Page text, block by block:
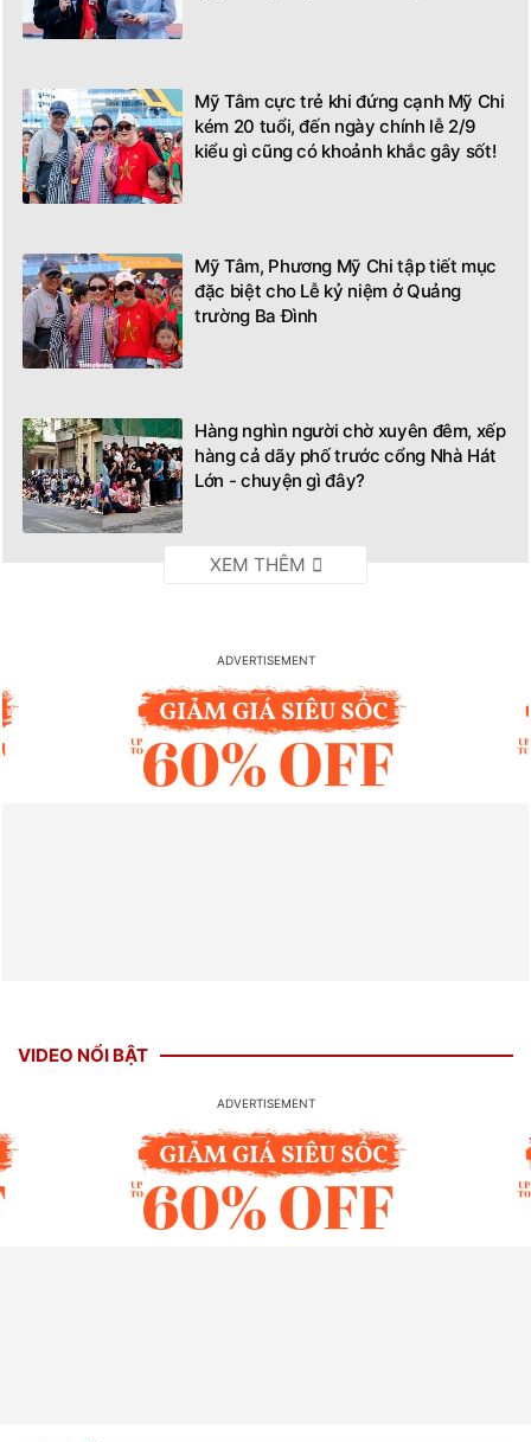
Mỹ Tâm cực trẻ khi đứng cạnh Mỹ Chi
kém 20 tuổi, đến ngày chính lễ 2/9
kiểu gì cũng có khoảnh khắc gây sốt!
Mỹ Tâm, Phương Mỹ Chi tập tiết mục
đặc biệt cho Lễ kỷ niệm ở Quảng
trường Ba Đình
Hàng nghìn người chờ xuyên đêm, xếp
hàng cả dãy phố trước cổng Nhà Hát
Lớn - chuyện gì đây?
VIDEO NỔI BẬT